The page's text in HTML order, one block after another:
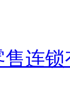
连